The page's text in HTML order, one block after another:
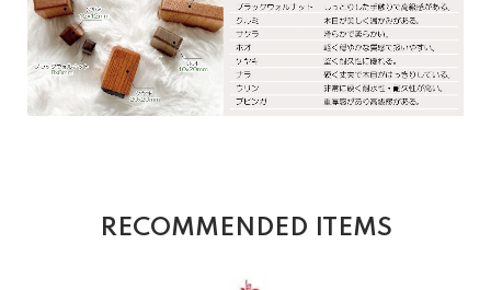
RECOMMENDED ITEMS